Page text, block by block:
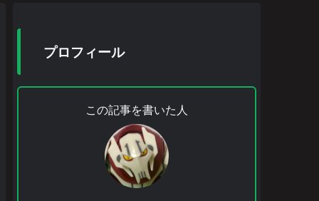
プロフィール
この記事を書いた人